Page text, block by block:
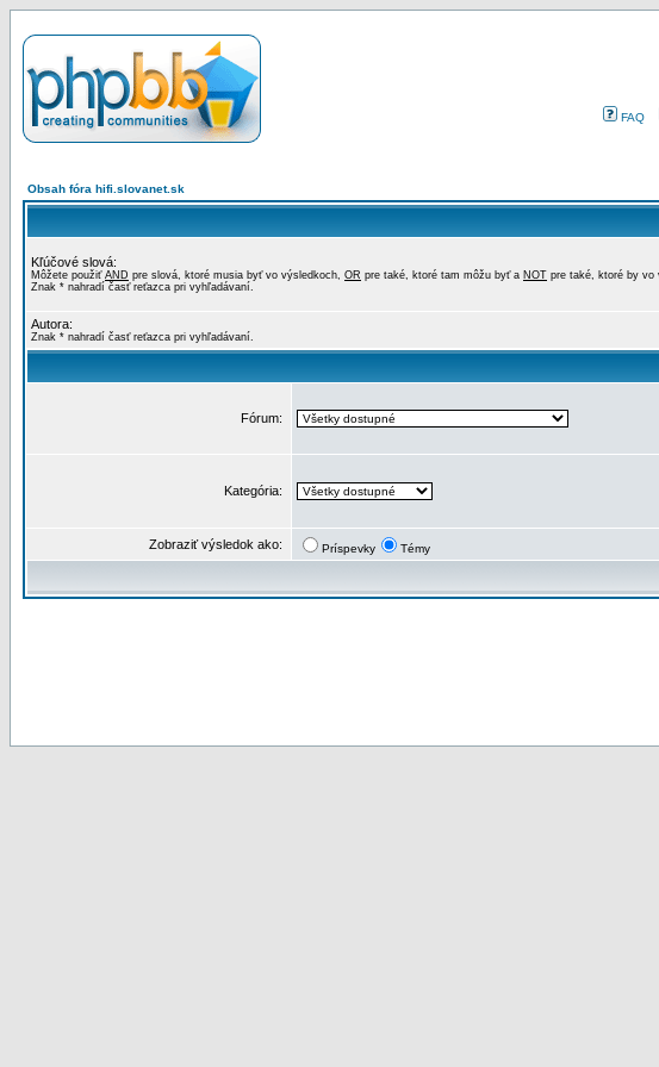
FAQ
Obsah fóra hifi.slovanet.sk
Kľúčové slová:
Môžete použiť AND pre slová, ktoré musia byť vo výsledkoch, OR pre také, ktoré tam môžu byť a NOT pre také, ktoré by vo
Znak * nahradí časť reťazca pri vyhľadávaní.
Autora:
Znak * nahradí časť reťazca pri vyhľadávaní.
Fórum:
Kategória:
Zobraziť výsledok ako: Príspevky Témy